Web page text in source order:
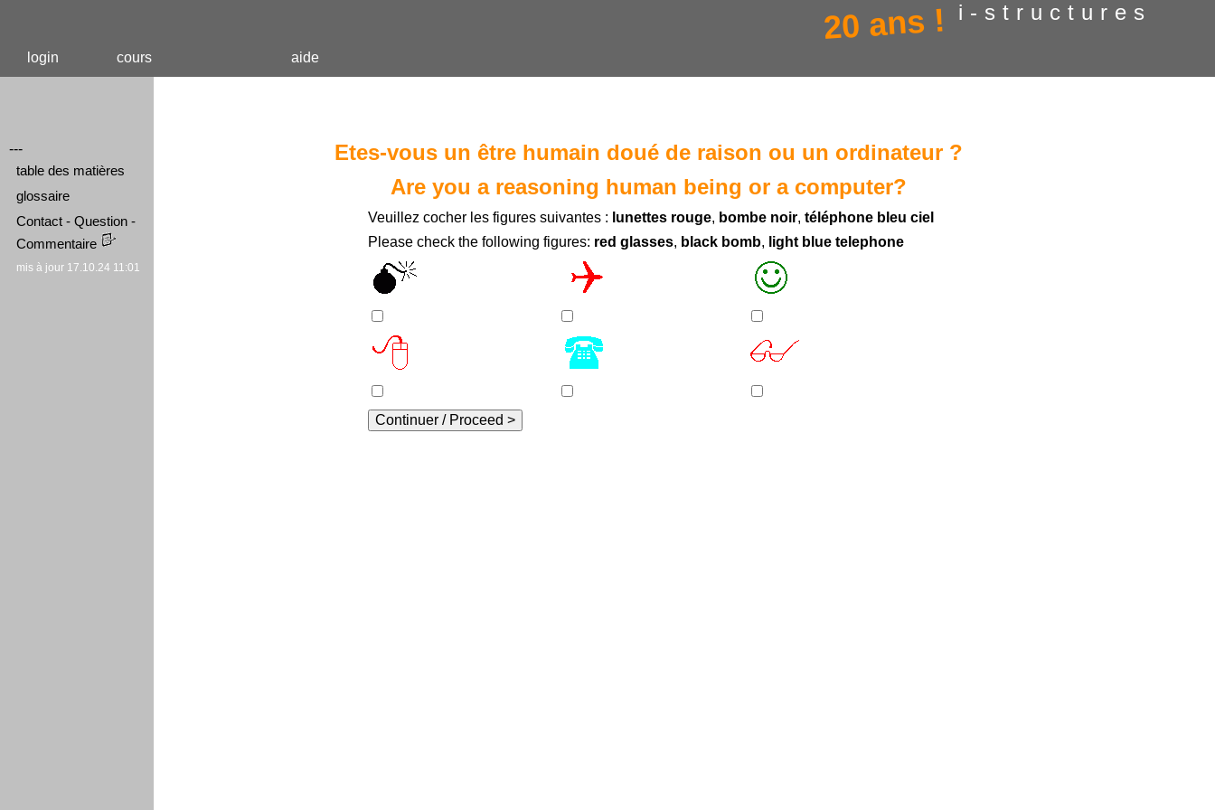
20 ans ! i-structures
login cours aide
---
table des matières
glossaire
Contact - Question -
Commentaire
mis à jour 17.10.24 11:01
Etes-vous un être humain doué de raison ou un ordinateur ?
Are you a reasoning human being or a computer?
Veuillez cocher les figures suivantes : lunettes rouge, bombe noir, téléphone bleu ciel
Please check the following figures: red glasses, black bomb, light blue telephone